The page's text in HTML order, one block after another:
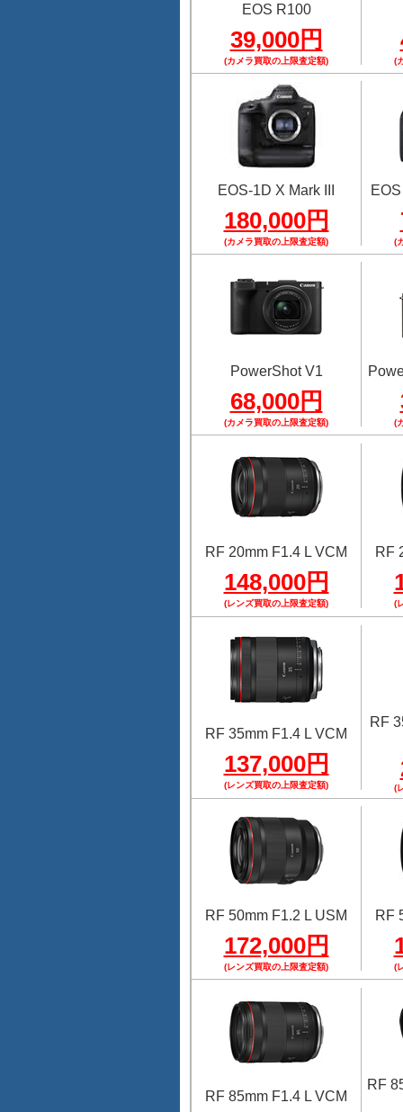
EOS R100
39,000円
(カメラ買取の上限査定額) (
EOS-1D X Mark III
180,000円
(カメラ買取の上限査定額) (
PowerShot V1
68,000円
(カメラ買取の上限査定額) (
RF 20mm F1.4 L VCM
148,000円
(レンズ買取の上限査定額)
RF
(
RF 35mm F1.4 L VCM
137,000円
(レンズ買取の上限査定額)
RF
(
RF 50mm F1.2 L USM
172,000円
(レンズ買取の上限査定額)
RF
(
RF 85mm F1.4 L VCM
RF